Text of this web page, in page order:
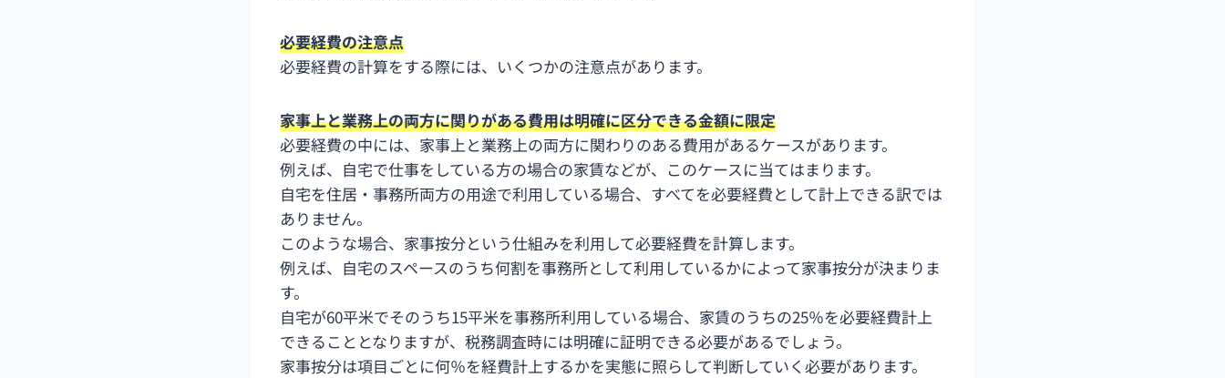
必要経費の注意点
必要経費の計算をする際には、いくつかの注意点があります。
家事上と業務上の両方に関りがある費用は明確に区分できる金額に限定
必要経費の中には、家事上と業務上の両方に関わりのある費用があるケースがあります。
例えば、自宅で仕事をしている方の場合の家賃などが、このケースに当てはまります。
自宅を住居・事務所両方の用途で利用している場合、すべてを必要経費として計上できる訳では
ありません。
このような場合、家事按分という仕組みを利用して必要経費を計算します。
例えば、自宅のスペースのうち何割を事務所として利用しているかによって家事按分が決まりま
す。
自宅が60平米でそのうち15平米を事務所利用している場合、家賃のうちの25％を必要経費計上
できることとなりますが、税務調査時には明確に証明できる必要があるでしょう。
家事按分は項目ごとに何％を経費計上するかを実態に照らして判断していく必要があります。